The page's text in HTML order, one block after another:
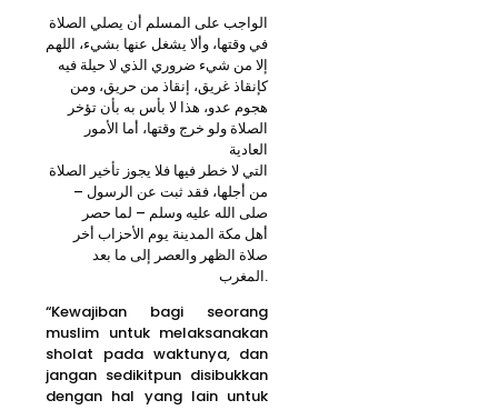
الواجب على المسلم أن يصلي الصلاة
في وقتها، وألا يشغل عنها بشيء، اللهم
إلا من شيء ضروري الذي لا حيلة فيه
كإنقاذ غريق، إنقاذ من حريق، ومن
هجوم عدو، هذا لا بأس به بأن تؤخر
الصلاة ولو خرج وقتها، أما الأمور
العادية
التي لا خطر فيها فلا يجوز تأخير الصلاة
من أجلها، فقد ثبت عن الرسول –
صلى الله عليه وسلم – لما حصر
أهل مكة المدينة يوم الأحزاب أخر
صلاة الظهر والعصر إلى ما بعد
المغرب.
“Kewajiban bagi seorang
muslim untuk melaksanakan
sholat pada waktunya, dan
jangan sedikitpun disibukkan
dengan hal yang lain untuk